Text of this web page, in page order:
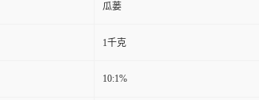
瓜蒌
1千克
10:1%